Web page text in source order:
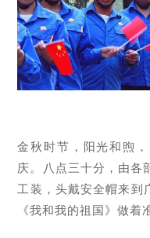
金秋时节，阳光和煦
庆。八点三十分，由各
工装，头戴安全帽来到
《我和我的祖国》做着